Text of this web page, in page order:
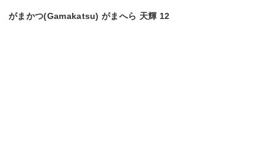
がまかつ(Gamakatsu) がまへら 天輝 12